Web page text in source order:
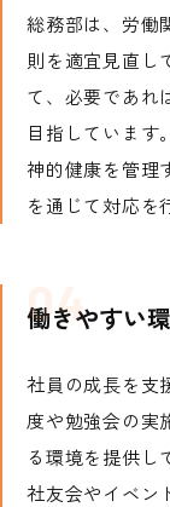
総務部は、労働
則を適宜見直し
て、必要であれ
目指しています
神的健康を管理
を通じて対応を
働きやすい
社員の成長を支
度や勉強会の実
る環境を提供し
社友会やイベン